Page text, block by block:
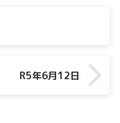
R5年6月12日